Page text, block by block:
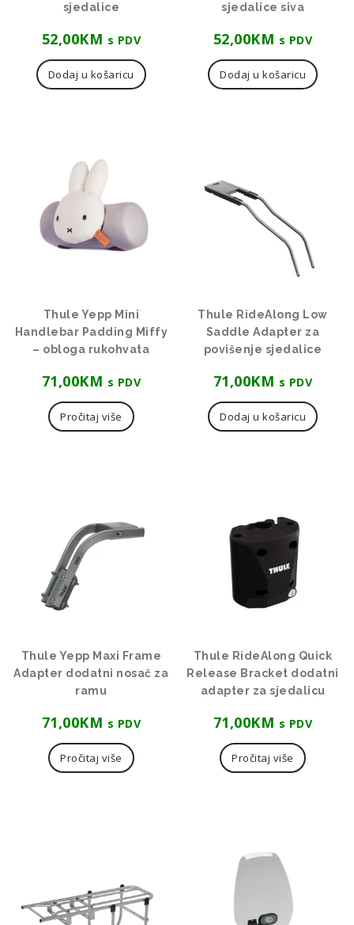
sjedalice
52,00KM s PDV
Dodaj u košaricu
sjedalice siva
52,00KM s PDV
Dodaj u košaricu
Thule Yepp Mini
Handlebar Padding Miffy
– obloga rukohvata
71,00KM s PDV
Pročitaj više
Thule RideAlong Low
Saddle Adapter za
povišenje sjedalice
71,00KM s PDV
Dodaj u košaricu
Thule Yepp Maxi Frame
Adapter dodatni nosač za
ramu
71,00KM s PDV
Pročitaj više
Thule RideAlong Quick
Release Bracket dodatni
adapter za sjedalicu
71,00KM s PDV
Pročitaj više